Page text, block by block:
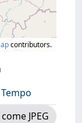
contributors.
Tempo
JPEG